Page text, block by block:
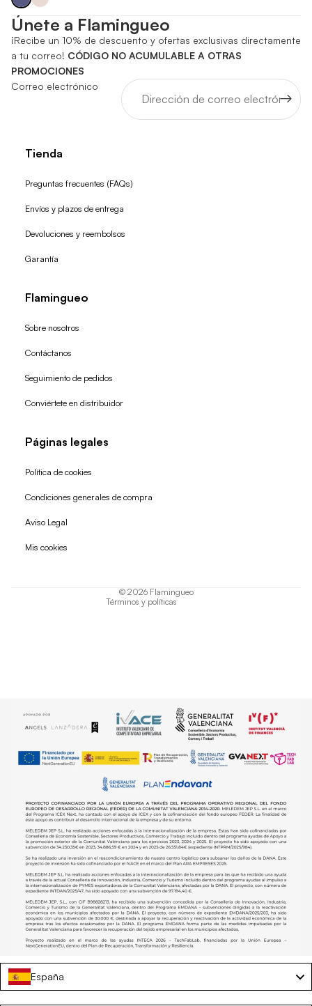
Únete a Flamingueo
¡Recibe un 10% de descuento y ofertas exclusivas directamente
a tu correo! CÓDIGO NO ACUMULABLE A OTRAS
PROMOCIONES
Correo electrónico
Tienda
Preguntas frecuentes (FAQs)
Envíos y plazos de entrega
Devoluciones y reembolsos
Garantía
Flamingueo
Sobre nosotros
Contáctanos
Seguimiento de pedidos
Conviértete en distribuidor
Páginas legales
Política de cookies
Condiciones generales de compra
Aviso Legal
Mis cookies
© 2026 Flamingueo
Términos y políticas
España